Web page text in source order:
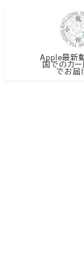
Apple最新
国でのカー
でお届